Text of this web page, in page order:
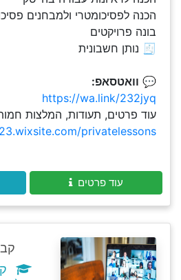
הכנה לפסיכומטרי ולמבחנים
בונה פרויקטים
🧾 נותן חשבונית
💬 וואטסאפ:
https://wa.link/232jyq
עוד פרטים, תעודות, המלצות
privatelessons
עוד פרטים